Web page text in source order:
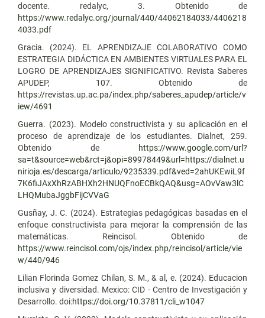
docente. redalyc, 3. Obtenido de
https://www.redalyc.org/journal/440/44062184033/4406218
4033.pdf
Gracia. (2024). EL APRENDIZAJE COLABORATIVO COMO
ESTRATEGIA DIDÁCTICA EN AMBIENTES VIRTUALES PARA EL
LOGRO DE APRENDIZAJES SIGNIFICATIVO. Revista Saberes
APUDEP, 107. Obtenido de
https://revistas.up.ac.pa/index.php/saberes_apudep/article/v
iew/4691
Guerra. (2023). Modelo constructivista y su aplicación en el
proceso de aprendizaje de los estudiantes. Dialnet, 259.
Obtenido de
https://www.google.com/url?
sa=t&source=web&rct=j&opi=89978449&url=https://dialnet.u
nirioja.es/descarga/articulo/9235339.pdf&ved=2ahUKEwiL9f
7K6fiJAxXhRzABHXh2HNUQFnoECBkQAQ&usg=AOvVaw3lC
LHQMubaJggbFijCVVaG
Gusñay, J. C. (2024). Estrategias pedagógicas basadas en el
enfoque constructivista para mejorar la comprensión de las
matemáticas. Reincisol. Obtenido de
https://www.reincisol.com/ojs/index.php/reincisol/article/vie
w/440/946
Lilian Florinda Gomez Chilan, S. M., & al, e. (2024). Educacion
inclusiva y diversidad. Mexico: CID - Centro de Investigación y
Desarrollo. doi:https://doi.org/10.37811/cli_w1047